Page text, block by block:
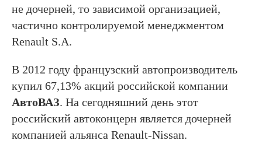
не дочерней, то зависимой организацией,
частично контролируемой менеджментом
Renault S.A.
В 2012 году французский автопроизводитель
купил 67,13% акций российской компании
АвтоВАЗ. На сегодняшний день этот
российский автоконцерн является дочерней
компанией альянса Renault-Nissan.